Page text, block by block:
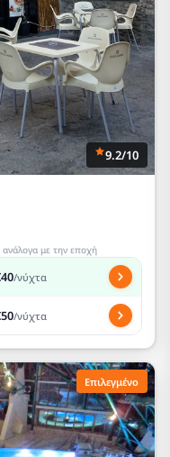
9.2/10
ανάλογα με την εποχή
/νύχτα
/νύχτα
Επιλεγμένο